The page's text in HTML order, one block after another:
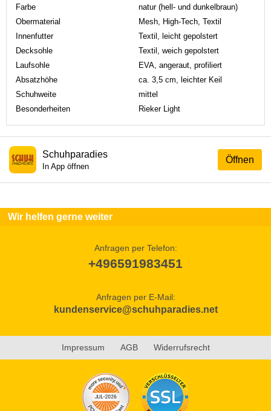
Farbe
natur (hell- und dunkelbraun)
Obermaterial
Mesh, High-Tech, Textil
Innenfutter
Textil, leicht gepolstert
Decksohle
Textil, weich gepolstert
Laufsohle
EVA, angeraut, profiliert
Absatzhöhe
ca. 3,5 cm, leichter Keil
Schuhweite
mittel
Besonderheiten
Rieker Light
Öffnen
Schuhparadies
In App öffnen
Wir helfen gerne weiter
Anfragen per Telefon:
+496591983451
Anfragen per E-Mail:
kundenservice@schuhparadies.net
Impressum AGB Widerrufsrecht